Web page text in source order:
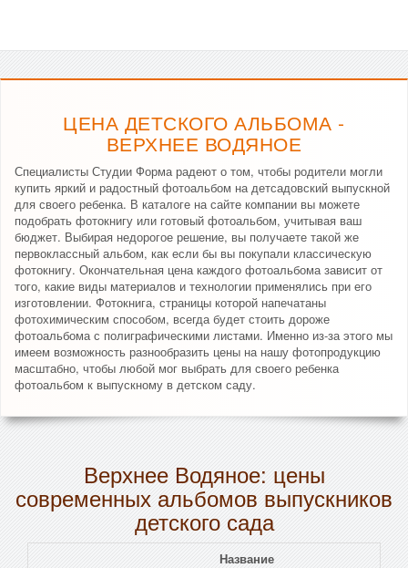
ЦЕНА ДЕТСКОГО АЛЬБОМА -
ВЕРХНЕЕ ВОДЯНОЕ
Специалисты Студии Форма радеют о том, чтобы родители могли
купить яркий и радостный фотоальбом на детсадовский выпускной
для своего ребенка. В каталоге на сайте компании вы можете
подобрать фотокнигу или готовый фотоальбом, учитывая ваш
бюджет. Выбирая недорогое решение, вы получаете такой же
первоклассный альбом, как если бы вы покупали классическую
фотокнигу. Окончательная цена каждого фотоальбома зависит от
того, какие виды материалов и технологии применялись при его
изготовлении. Фотокнига, страницы которой напечатаны
фотохимическим способом, всегда будет стоить дороже
фотоальбома с полиграфическими листами. Именно из-за этого мы
имеем возможность разнообразить цены на нашу фотопродукцию
масштабно, чтобы любой мог выбрать для своего ребенка
фотоальбом к выпускному в детском саду.
Верхнее Водяное: цены
современных альбомов выпускников
детского сада
Название